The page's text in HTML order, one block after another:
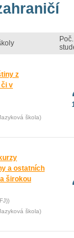
Poč.
z
či v
škola)
a ostatních
širokou
škola)